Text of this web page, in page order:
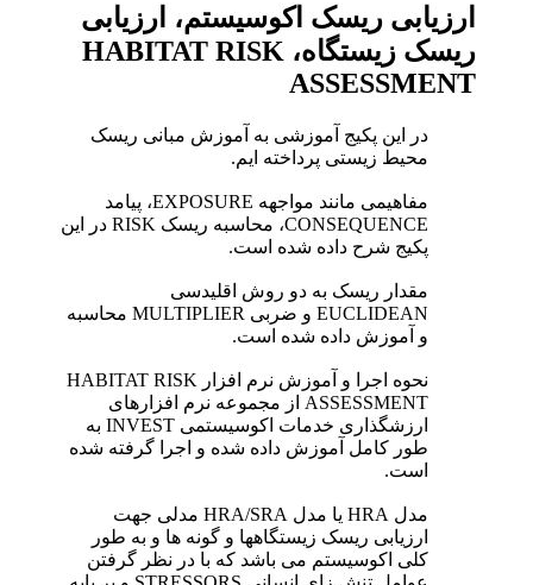
ارزیابی ریسک اکوسیستم، ارزیابی
ریسک زیستگاه، HABITAT RISK
ASSESSMENT
در این پکیج آموزشی به آموزش مبانی ریسک
محیط زیستی پرداخته ایم.
مفاهیمی مانند مواجهه EXPOSURE، پیامد
CONSEQUENCE، محاسبه ریسک RISK در این
پکیج شرح داده شده است.
مقدار ریسک به دو روش اقلیدسی
EUCLIDEAN و ضربی MULTIPLIER محاسبه
و آموزش داده شده است.
نحوه اجرا و آموزش نرم افزار HABITAT RISK
ASSESSMENT از مجموعه نرم افزارهای
ارزشگذاری خدمات اکوسیستمی INVEST به
طور کامل آموزش داده شده و اجرا گرفته شده
است.
مدل HRA یا مدل HRA/SRA مدلی جهت
ارزیابی ریسک زیستگاهها و گونه ها و به طور
کلی اکوسیستم می باشد که با در نظر گرفتن